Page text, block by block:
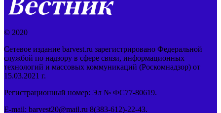
© 2020
Сетевое издание barvest.ru зарегистрировано Федеральной
службой по надзору в сфере связи, информационных
технологий и массовых коммуникаций (Роскомнадзор) от
15.03.2021 г.
Регистрационный номер: Эл № ФС77-80619.
E-mail: barvest20@mail.ru 8(383-612)-22-43.